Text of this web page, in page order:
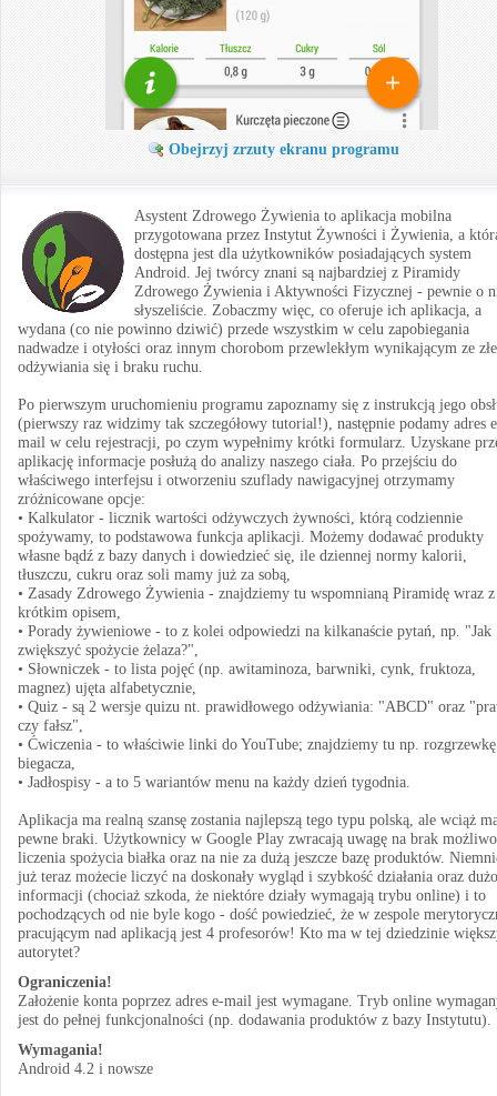
Obejrzyj zrzuty ekranu programu
Asystent Zdrowego Żywienia to aplikacja mobilna
przygotowana przez Instytut Żywności i Żywienia, a
dostępna jest dla użytkowników posiadających system
Android. Jej twórcy znani są najbardziej z Piramidy
Zdrowego Żywienia i Aktywności Fizycznej - pewnie o
słyszeliście. Zobaczmy więc, co oferuje ich aplikacja, a
wydana (co nie powinno dziwić) przede wszystkim w celu zapobiegania
nadwadze i otyłości oraz innym chorobom przewlekłym wynikającym ze
odżywiania się i braku ruchu.
Po pierwszym uruchomieniu programu zapoznamy się z instrukcją jego
(pierwszy raz widzimy tak szczegółowy tutorial!), następnie podamy adres
mail w celu rejestracji, po czym wypełnimy krótki formularz. Uzyskane
aplikację informacje posłużą do analizy naszego ciała. Po przejściu do
właściwego interfejsu i otworzeniu szuflady nawigacyjnej otrzymamy
zróżnicowane opcje:
• Kalkulator - licznik wartości odżywczych żywności, którą codziennie
spożywamy, to podstawowa funkcja aplikacji. Możemy dodawać produkty
własne bądź z bazy danych i dowiedzieć się, ile dziennej normy kalorii,
tłuszczu, cukru oraz soli mamy już za sobą,
• Zasady Zdrowego Żywienia - znajdziemy tu wspomnianą Piramidę wraz
krótkim opisem,
• Porady żywieniowe - to z kolei odpowiedzi na kilkanaście pytań, np. "Jak
zwiększyć spożycie żelaza?",
• Słowniczek - to lista pojęć (np. awitaminoza, barwniki, cynk, fruktoza,
magnez) ujęta alfabetycznie,
• Quiz - są 2 wersje quizu nt. prawidłowego odżywiania: "ABCD" oraz
czy fałsz",
• Ćwiczenia - to właściwie linki do YouTube; znajdziemy tu np. rozgrzewkę
biegacza,
• Jadłospisy - a to 5 wariantów menu na każdy dzień tygodnia.
Aplikacja ma realną szansę zostania najlepszą tego typu polską, ale wciąż
pewne braki. Użytkownicy w Google Play zwracają uwagę na brak
liczenia spożycia białka oraz na nie za dużą jeszcze bazę produktów.
już teraz możecie liczyć na doskonały wygląd i szybkość działania oraz dużo
informacji (chociaż szkoda, że niektóre działy wymagają trybu online) i to
pochodzących od nie byle kogo - dość powiedzieć, że w zespole
pracującym nad aplikacją jest 4 profesorów! Kto ma w tej dziedzinie
autorytet?
Ograniczenia!
Założenie konta poprzez adres e-mail jest wymagane. Tryb online
jest do pełnej funkcjonalności (np. dodawania produktów z bazy Instytutu).
Wymagania!
Android 4.2 i nowsze